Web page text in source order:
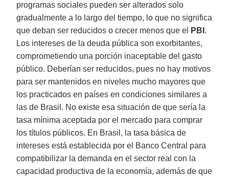
programas sociales pueden ser alterados solo
gradualmente a lo largo del tiempo, lo que no significa
que deban ser reducidos o crecer menos que el
PBI .
Los intereses de la deuda pública son exorbitantes,
comprometiendo una porción inaceptable del gasto
público. Deberían ser reducidos, pues no hay motivos
para ser mantenidos en niveles mucho mayores que
los practicados en países en condiciones similares a
las de Brasil. No existe esa situación de que sería la
tasa mínima aceptada por el mercado para comprar
los títulos públicos. En Brasil, la tasa básica de
intereses está establecida por el Banco Central para
compatibilizar la demanda en el sector real con la
capacidad productiva de la economía, además de que